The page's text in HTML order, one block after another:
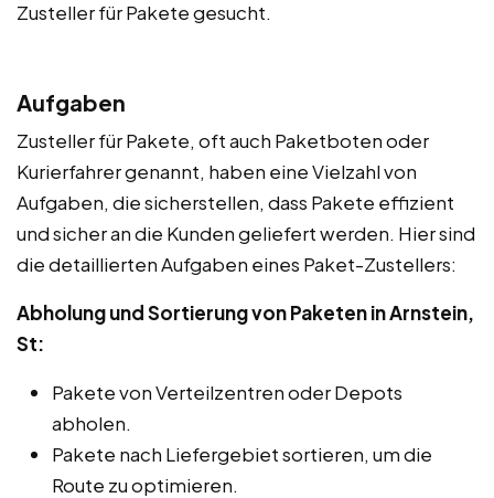
Zusteller für Pakete gesucht.
Aufgaben
Zusteller für Pakete, oft auch Paketboten oder
Kurierfahrer genannt, haben eine Vielzahl von
Aufgaben, die sicherstellen, dass Pakete effizient
und sicher an die Kunden geliefert werden. Hier sind
die detaillierten Aufgaben eines Paket-Zustellers:
Abholung und Sortierung von Paketen in Arnstein,
St:
Pakete von Verteilzentren oder Depots
abholen.
Pakete nach Liefergebiet sortieren, um die
Route zu optimieren.